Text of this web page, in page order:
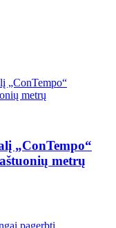
„ConTempo“
metrų